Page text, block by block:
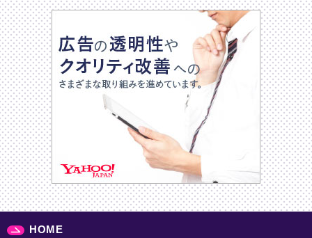
HOME